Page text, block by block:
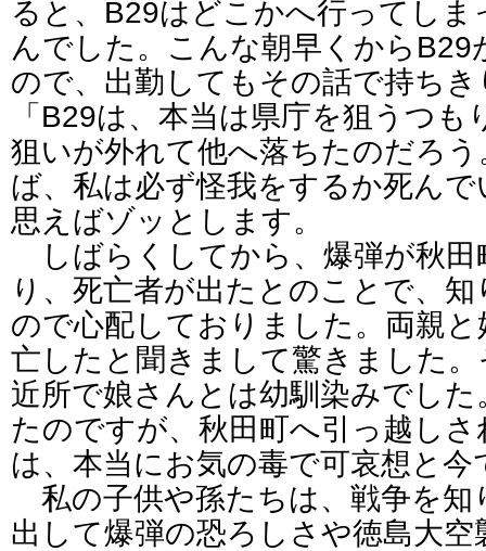
ると、B29はどこかへ行ってし
んでした。こんな朝早くから
ので、出勤してもその話で持ち
「B29は、本当は県庁を狙うつ
狙いが外れて他へ落ちたのだろ
ば、私は必ず怪我をするか死ん
思えばゾッとします。
しばらくしてから、爆弾が秋田
り、死亡者が出たとのことで、
ので心配しておりました。両親
亡したと聞きまして驚きました
近所で娘さんとは幼馴染みでし
たのですが、秋田町へ引っ越し
は、本当にお気の毒で可哀想と
私の子供や孫たちは、戦争を知
出して爆弾の恐ろしさや徳島大